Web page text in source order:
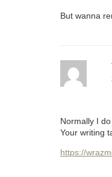
But wanna
Normally I
Your writing
https://